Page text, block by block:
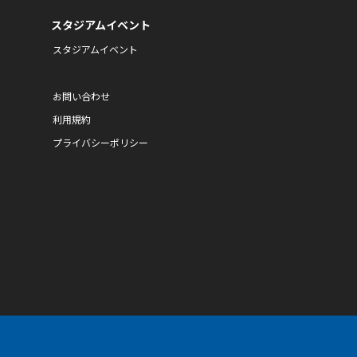
スタジアムイベント
スタジアムイベント
お問い合わせ
利用規約
プライバシーポリシー